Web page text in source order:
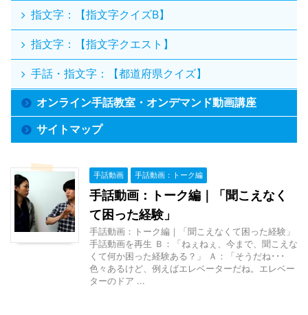
指文字：【指文字クイズB】
指文字：【指文字クエスト】
手話・指文字：【都道府県クイズ】
オンライン手話教室・オンデマンド動画講座
サイトマップ
手話動画 手話動画：トーク編
手話動画：トーク編｜「聞こえなく
て困った経験」
手話動画：トーク編｜「聞こえなくて困った経験」
手話動画を再生 Ｂ：「ねぇねぇ、今まで、聞こえな
くて何か困った経験ある？」 Ａ：「そうだね･･･
色々あるけど、例えばエレベーターだね。エレベー
ターのドア ...